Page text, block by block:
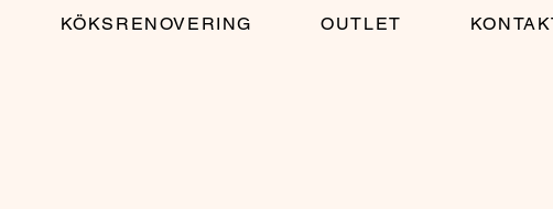
KÖKSRENOVERING OUTLET